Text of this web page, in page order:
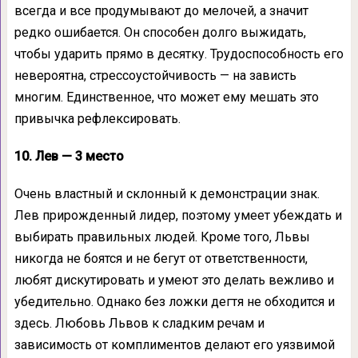
всегда и все продумывают до мелочей, а значит
редко ошибается. Он способен долго выжидать,
чтобы ударить прямо в десятку. Трудоспособность его
невероятна, стрессоустойчивость — на зависть
многим. Единственное, что может ему мешать это
привычка рефлексировать.
10. Лев — 3 место
Очень властный и склонный к демонстрации знак.
Лев прирожденный лидер, поэтому умеет убеждать и
выбирать правильных людей. Кроме того, Львы
никогда не боятся и не бегут от ответственности,
любят дискутировать и умеют это делать вежливо и
убедительно. Однако без ложки дегтя не обходится и
здесь. Любовь Львов к сладким речам и
зависимость от комплиментов делают его уязвимой